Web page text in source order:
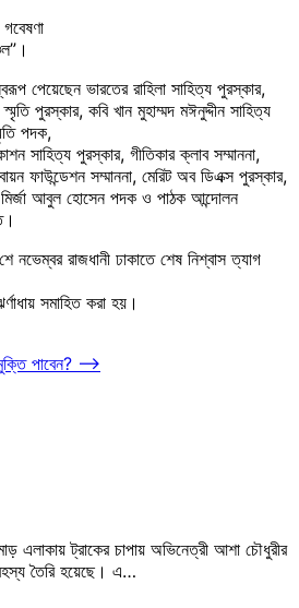
পেয়েছেন ভারতের রাহিলা সাহিত্য পুরস্কার,
পুরস্কার, কবি খান মুহাম্মদ মঈনুদ্দীন সাহিত্য
পদক,
সাহিত্য পুরস্কার, গীতিকার ক্লাব সম্মাননা,
ফাউন্ডেশন সম্মাননা, মেরিট অব ডিএক্স পুরস্কার,
মির্জা আবুল হোসেন পদক ও পাঠক আন্দোলন
রাজধানী ঢাকাতে শেষ নিশ্বাস ত্যাগ
সমাহিত করা হয়।
পাবেন? ⟶
এলাকায় ট্রাকের চাপায় অভিনেত্রী আশা চৌধুরীর
তৈরি হয়েছে। এ…